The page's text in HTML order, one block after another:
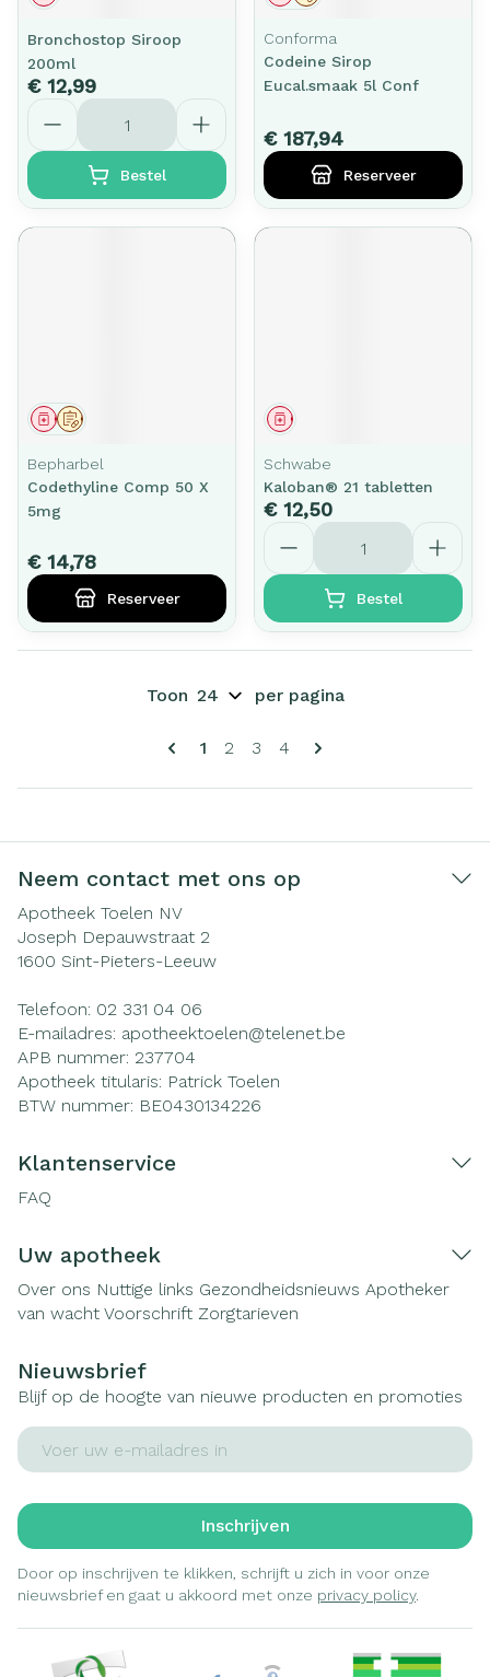
Bronchostop Siroop
200ml
€ 12,99
Aantal
Bestel
Conforma
Codeine Sirop
Eucal.smaak 5l Conf
€ 187,94
Reserveer
Op voorschrift
Geneesmiddel
Bepharbel
Codethyline Comp 50 X
5mg
€ 14,78
Reserveer
Geneesmiddel
Schwabe
Kaloban® 21 tabletten
€ 12,50
Aantal
Bestel
Pagina's
U lees momenteel pagina
1 Pagina
2 Pagina
3 Pagina
4
Toon per pagina
Neem contact met ons op
Apotheek Toelen NV
Joseph Depauwstraat 2
1600 Sint-Pieters-Leeuw
Telefoon: 02 331 04 06
E-mailadres: apotheektoelen@telenet.be
APB nummer: 237704
Apotheek titularis: Patrick Toelen
BTW nummer: BE0430134226
Klantenservice
FAQ
Uw apotheek
Over ons Nuttige links Gezondheidsnieuws Apotheker
van wacht Voorschrift Zorgtarieven
Nieuwsbrief
Blijf op de hoogte van nieuwe producten en promoties
E-mail adres
Inschrijven
Door op inschrijven te klikken, schrijft u zich in voor onze
nieuwsbrief en gaat u akkoord met onze privacy policy.